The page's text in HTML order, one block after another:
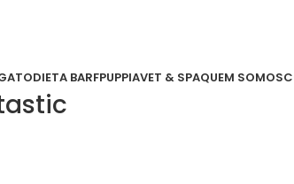
DIETA BARFPUPPIAVET & SPAQUEM SOMOS